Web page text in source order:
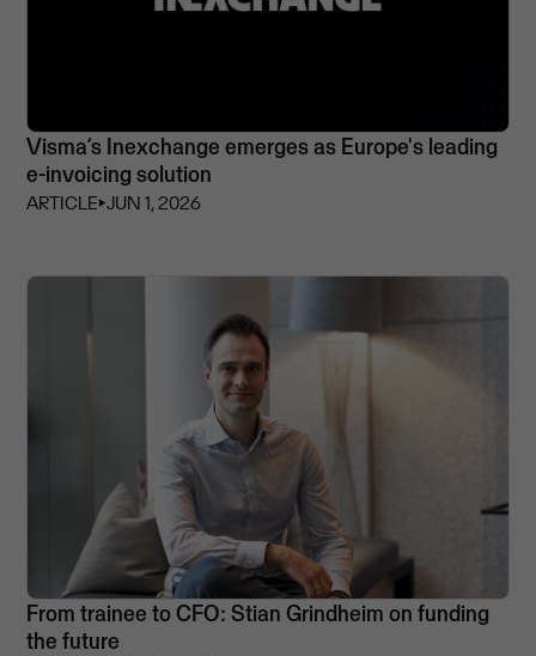
Visma’s Inexchange emerges as Europe's leading
e-invoicing solution
ARTICLE⏵JUN 1, 2026
From trainee to CFO: Stian Grindheim on funding
the future